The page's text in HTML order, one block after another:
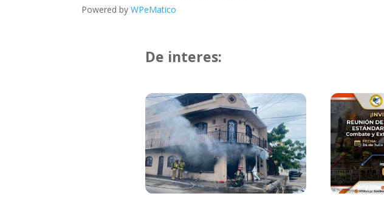
Powered byWPeMatico
De interes: